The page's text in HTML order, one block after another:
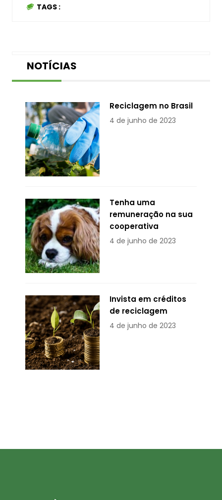
TAGS :
NOTÍCIAS
Reciclagem no Brasil
4 de junho de 2023
Tenha uma
remuneração na sua
cooperativa
4 de junho de 2023
Invista em créditos
de reciclagem
4 de junho de 2023